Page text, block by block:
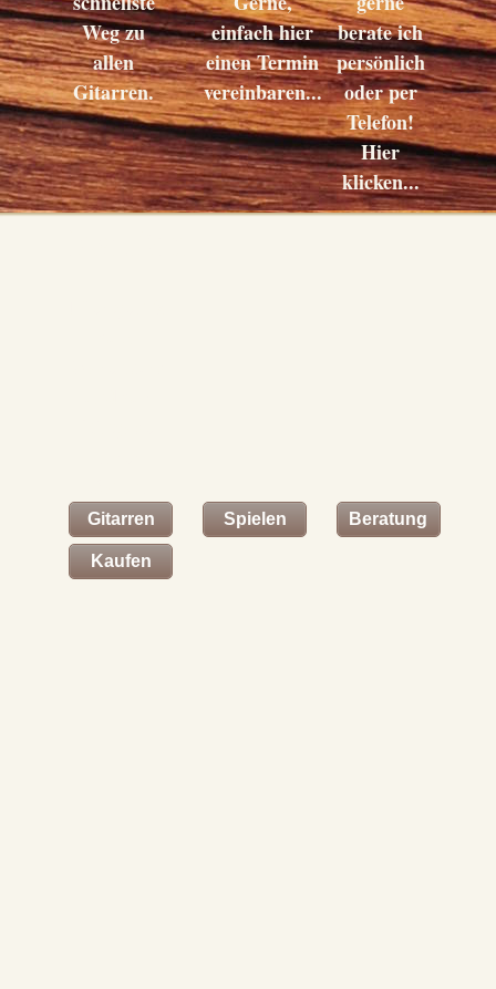
Weg zu
allen
Gitarren.
einfach hier
einen Termin
vereinbaren...
berate ich
persönlich
oder per
Telefon!
Hier
klicken...
Gitarren Spielen Beratung
Kaufen